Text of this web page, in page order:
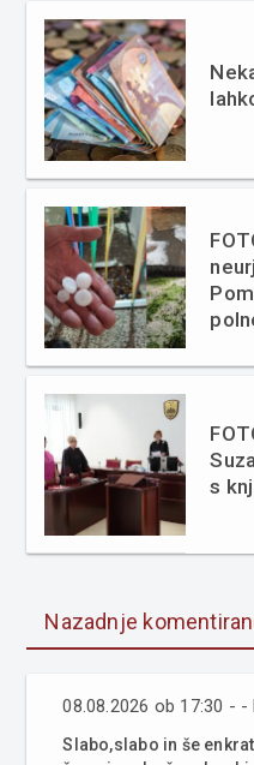
s
Nazadnje
08.08.2026 ob 17:30 - -
Slabo,slabo in še